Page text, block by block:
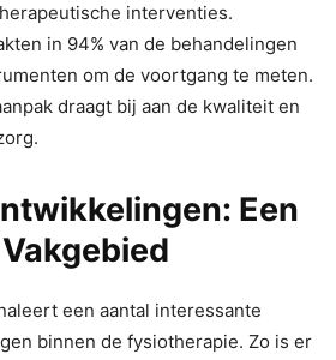
interventies.
in 94% van de behandelingen
om de voortgang te meten.
draagt bij aan de kwaliteit en
Een
een aantal interessante
binnen de fysiotherapie. Zo is er